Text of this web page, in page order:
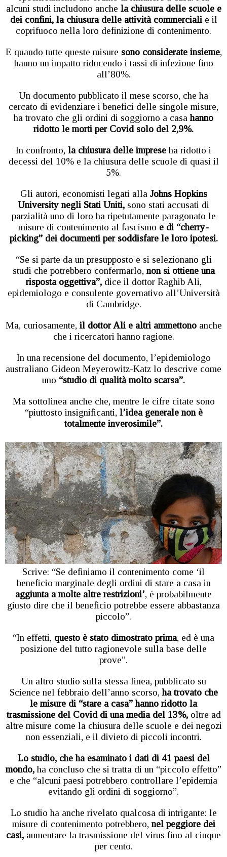
alcuni studi includono anche la chiusura delle scuole e
dei confini, la chiusura delle attività commercialie il
coprifuoco nella loro definizione di contenimento.
E quando tutte queste misure sono considerate insieme,
hanno un impatto riducendo i tassi di infezione fino
all’80%.
Un documento pubblicato il mese scorso, che ha
cercato di evidenziare i benefici delle singole misure,
ha trovato che gli ordini di soggiorno a casahanno
ridotto le morti per Covid solo del 2,9%.
In confronto, la chiusura delle impreseha ridotto i
decessi del 10% e la chiusura delle scuole di quasi il
5%.
Gli autori, economisti legati alla Johns Hopkins
University negli Stati Uniti, sono stati accusati di
parzialità uno di loro ha ripetutamente paragonato le
misure di contenimento al fascismo e di “cherry-
picking” dei documenti per soddisfare le loro ipotesi.
“Se si parte da un presupposto e si selezionano gli
studi che potrebbero confermarlo, non si ottiene una
risposta oggettiva”,dice il dottor Raghib Ali,
epidemiologo e consulente governativo all’Università
di Cambridge.
Ma, curiosamente, il dottor Ali e altri ammettono anche
che i ricercatori hanno ragione.
In una recensione del documento, l’epidemiologo
australiano Gideon Meyerowitz-Katz lo descrive come
uno “studio di qualità molto scarsa”.
Ma sottolinea anche che, mentre le cifre citate sono
“piuttosto insignificanti, l’idea generale non è
totalmente inverosimile”.
Scrive: “Se definiamo il contenimento come ‘il
beneficio marginale degli ordini di stare a casa in
aggiunta a molte altre restrizioni’, è probabilmente
giusto dire che il beneficio potrebbe essere abbastanza
piccolo”.
“In effetti, questo è stato dimostrato prima, ed è una
posizione del tutto ragionevole sulla base delle
prove”.
Un altro studio sulla stessa linea, pubblicato su
Science nel febbraio dell’anno scorso, ha trovato che
le misure di “stare a casa” hanno ridotto la
trasmissione del Covid di una media del 13%,oltre ad
altre misure come la chiusura delle scuole e dei negozi
non essenziali, e il divieto di piccoli incontri.
Lo studio, che ha esaminato i dati di 41 paesi del
mondo,ha concluso che si tratta di un “piccolo effetto”
e che “alcuni paesi potrebbero controllare l’epidemia
evitando gli ordini di soggiorno”.
Lo studio ha anche rivelato qualcosa di intrigante: le
misure di contenimento potrebbero, nel peggiore dei
casi, aumentare la trasmissione del virus fino al cinque
per cento.